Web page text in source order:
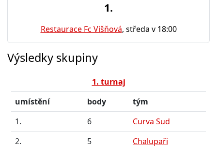
1.
Restaurace Fc Višňová, středa v 18:00
Výsledky skupiny
1. turnaj
umístění
body
tým
1.
6
Curva Sud
2.
5
Chalupaři